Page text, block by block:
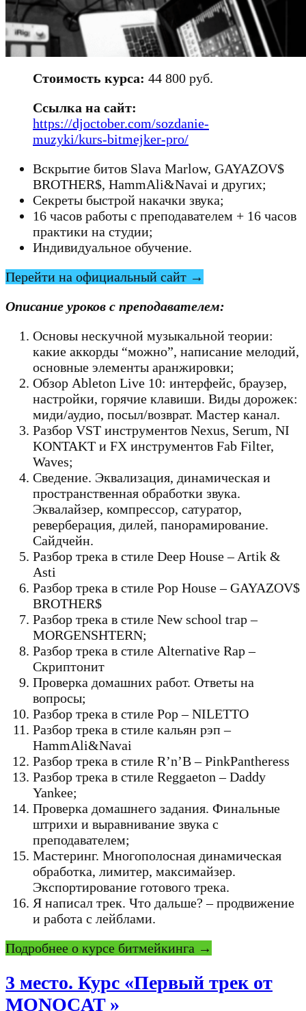
Стоимость курса: 44 800 руб.
Ссылка на сайт:
https://djoctober.com/sozdanie-
muzyki/kurs-bitmejker-pro/
Вскрытие битов Slava Marlow, GAYAZOV$
BROTHER$, HammAli&Navai и других;
Секреты быстрой накачки звука;
16 часов работы с преподавателем + 16 часов
практики на студии;
Индивидуальное обучение.
Перейти на официальный сайт →
Описание уроков с преподавателем:
Основы нескучной музыкальной теории:
какие аккорды “можно”, написание мелодий,
основные элементы аранжировки;
Обзор Ableton Live 10: интерфейс, браузер,
настройки, горячие клавиши. Виды дорожек:
миди/аудио, посыл/возврат. Мастер канал.
Разбор VST инструментов Nexus, Serum, NI
KONTAKT и FX инструментов Fab Filter,
Waves;
Сведение. Эквализация, динамическая и
пространственная обработки звука.
Эквалайзер, компрессор, сатуратор,
реверберация, дилей, панорамирование.
Сайдчейн.
Разбор трека в стиле Deep House – Artik &
Asti
Разбор трека в стиле Pop House – GAYAZOV$
BROTHER$
Разбор трека в стиле New school trap –
MORGENSHTERN;
Разбор трека в стиле Alternative Rap –
Скриптонит
Проверка домашних работ. Ответы на
вопросы;
Разбор трека в стиле Pop – NILETTO
Разбор трека в стиле кальян рэп –
HammAli&Navai
Разбор трека в стиле R’n’B – PinkPantheress
Разбор трека в стиле Reggaeton – Daddy
Yankee;
Проверка домашнего задания. Финальные
штрихи и выравнивание звука с
преподавателем;
Мастеринг. Многополосная динамическая
обработка, лимитер, максимайзер.
Экспортирование готового трека.
Я написал трек. Что дальше? – продвижение
и работа с лейблами.
Подробнее о курсе битмейкинга →
3 место. Курс «Первый трек от
MONOCAT »